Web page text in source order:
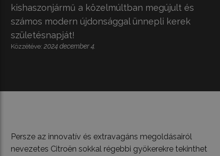
kishaszonjármű a közelmúltban megújult és
számos modern újdonsággal ünnepli kerek
születésnapját!
Közzétéve:2024 december 4.
Persze az innovatív és extravagáns megoldásairól
nevezetes Citroën sokkal régebbi gyökerekre tekinthet